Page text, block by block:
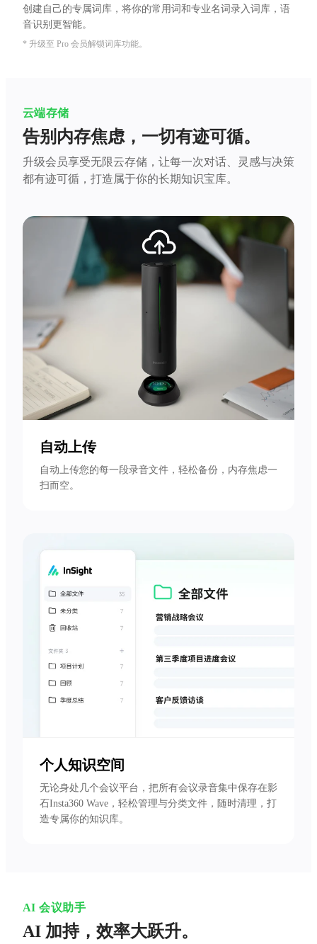
创建自己的专属词库，将你的常用词和专业名词录入词库，语
音识别更智能。
* 升级至 Pro 会员解锁词库功能。
云端存储
告别内存焦虑，一切有迹可循。
升级会员享受无限云存储，让每一次对话、灵感与决策
都有迹可循，打造属于你的长期知识宝库。
自动上传
自动上传您的每一段录音文件，轻松备份，内存焦虑一
扫而空。
个人知识空间
无论身处几个会议平台，把所有会议录音集中保存在影
石Insta360 Wave，轻松管理与分类文件，随时清理，打
造专属你的知识库。
AI 会议助手
AI 加持，效率大跃升。